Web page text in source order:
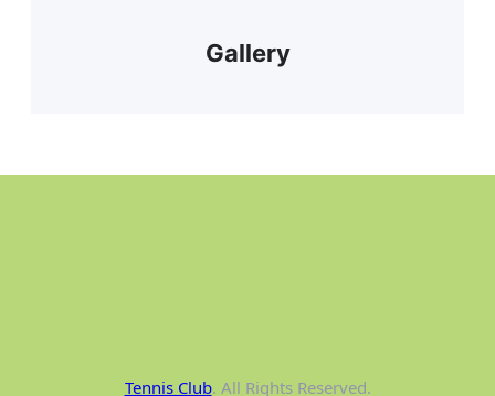
Gallery
Tennis Club. All Rights Reserved.